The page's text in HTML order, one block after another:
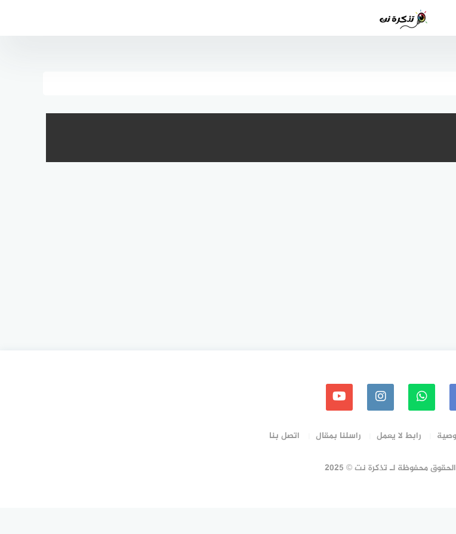
رابط لا يعمل راسلنا بمقال اتصل بنا
محفوظة لـ تذكرة نت © 2025